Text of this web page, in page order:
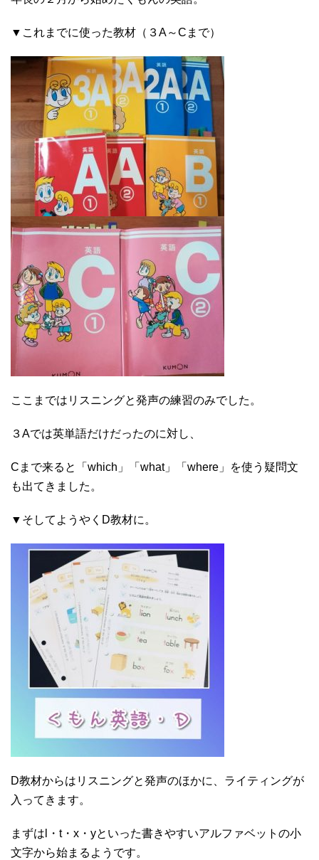
▼これまでに使った教材（３A～Cまで）
ここまではリスニングと発声の練習のみでした。
３Aでは英単語だけだったのに対し、
Cまで来ると「which」「what」「where」を使う疑問文
も出てきました。
▼そしてようやくD教材に。
D教材からはリスニングと発声のほかに、ライティングが
入ってきます。
まずはl・t・x・yといった書きやすいアルファベットの小
文字から始まるようです。